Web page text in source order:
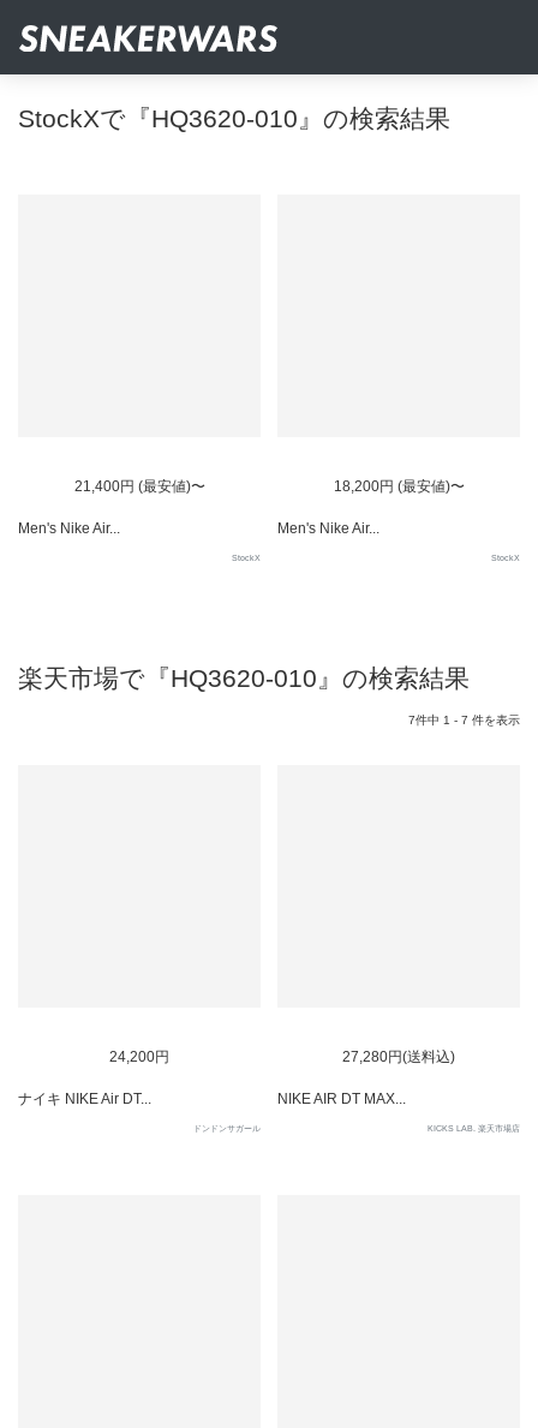
StockXで『HQ3620-010』の検索結果
21,400円 (最安値)〜
Men's Nike Air...
StockX
18,200円 (最安値)〜
Men's Nike Air...
StockX
楽天市場で『HQ3620-010』の検索結果
7件中 1 - 7 件を表示
24,200円
ナイキ NIKE Air DT...
ドンドンサガール
27,280円(送料込)
NIKE AIR DT MAX...
KICKS LAB. 楽天市場店